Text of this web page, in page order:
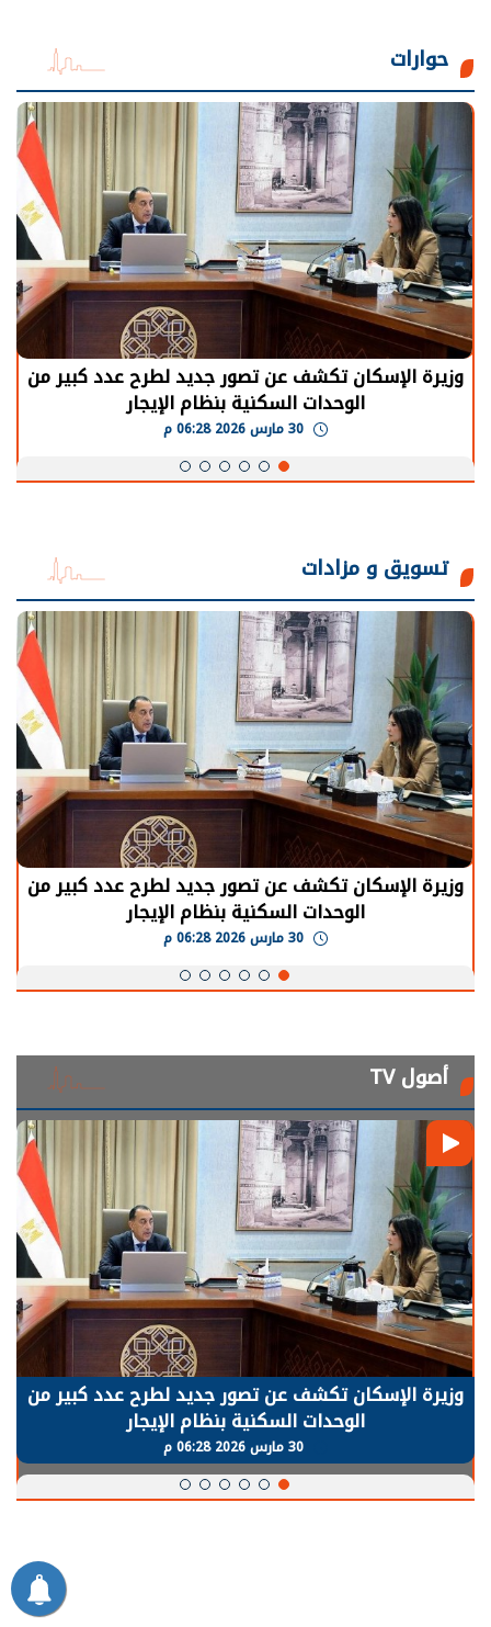
حوارات
الرئيس السيسي: توقف الأنشطة في قطاع الطاقة
يحتاج إلى سنوات لعودة معدلات الإنتاج الطبيعية
تسويق و مزادات
الرئيس السيسي: توقف الأنشطة في قطاع الطاقة
يحتاج إلى سنوات لعودة معدلات الإنتاج الطبيعية
أصول TV
الرئيس السيسي: توقف الأنشطة في قطاع الطاقة
يحتاج إلى سنوات لعودة معدلات الإنتاج الطبيعية